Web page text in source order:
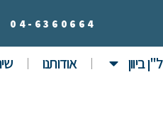
04- 6360664
ביוון אודותנו